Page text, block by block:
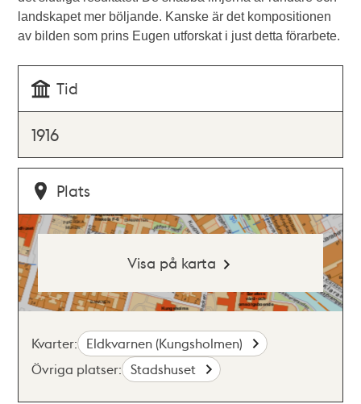
landskapet mer böljande. Kanske är det kompositionen
av bilden som prins Eugen utforskat i just detta förarbete.
Tid
1916
Plats
Visa på karta
Kvarter: Eldkvarnen (Kungsholmen)
Övriga platser: Stadshuset